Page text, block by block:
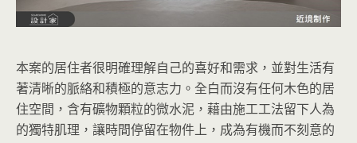
本案的居住者很明確理解自己的喜好和需求，並對生活有
著清晰的脈絡和積極的意志力。全白而沒有任何木色的居
住空間，含有礦物顆粒的微水泥，藉由施工工法留下人為
的獨特肌理，讓時間停留在物件上，成為有機而不刻意的